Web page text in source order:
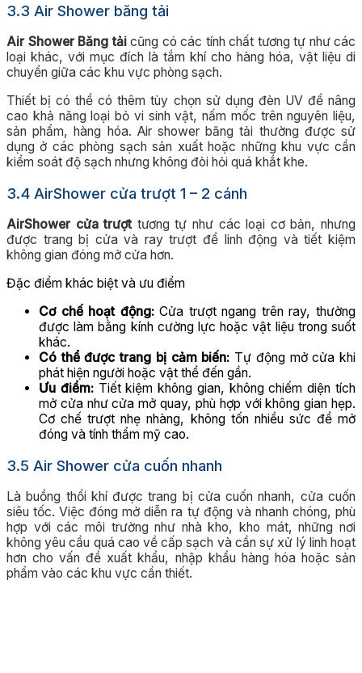
3.3 Air Shower băng tải
Air Shower Băng tảicũng có các tính chất tương tự như các
loại khác, với mục đích là tắm khí cho hàng hóa, vật liệu di
chuyển giữa các khu vực phòng sạch.
Thiết bị có thể có thêm tùy chọn sử dụng đèn UV để nâng
cao khả năng loại bỏ vi sinh vật, nấm mốc trên nguyên liệu,
sản phẩm, hàng hóa. Air shower băng tải thường được sử
dụng ở các phòng sạch sản xuất hoặc những khu vực cần
kiểm soát độ sạch nhưng không đòi hỏi quá khắt khe.
3.4 AirShower cửa trượt 1 – 2 cánh
AirShower cửa trượttương tự như các loại cơ bản, nhưng
được trang bị cửa và ray trượt để linh động và tiết kiệm
không gian đóng mở cửa hơn.
Đặc điểm khác biệt và ưu điểm
Cơ chế hoạt động:Cửa trượt ngang trên ray, thường
được làm bằng kính cường lực hoặc vật liệu trong suốt
khác.
Có thể được trang bị cảm biến: Tự động mở cửa khi
phát hiện người hoặc vật thể đến gần.
Ưu điểm:Tiết kiệm không gian, không chiếm diện tích
mở cửa như cửa mở quay, phù hợp với không gian hẹp.
Cơ chế trượt nhẹ nhàng, không tốn nhiều sức để mở
đóng và tính thẩm mỹ cao.
3.5 Air Shower cửa cuốn nhanh
Là buồng thổi khí được trang bị cửa cuốn nhanh, cửa cuốn
siêu tốc. Việc đóng mở diễn ra tự động và nhanh chóng, phù
hợp với các môi trường như nhà kho, kho mát, những nơi
không yêu cầu quá cao về cấp sạch và cần sự xử lý linh hoạt
hơn cho vấn đề xuất khẩu, nhập khẩu hàng hóa hoặc sản
phẩm vào các khu vực cần thiết.